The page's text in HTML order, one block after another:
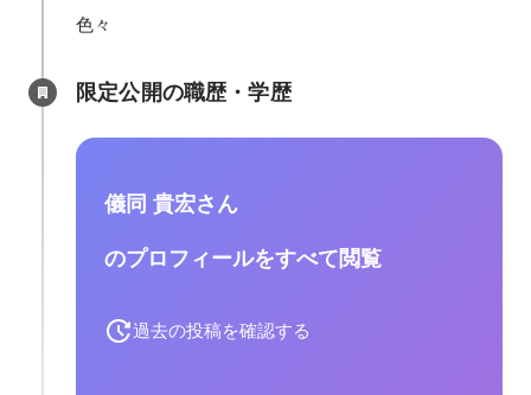
色々
限定公開の職歴・学歴
儀同 貴宏さん
のプロフィールをすべて閲覧
過去の投稿を確認する